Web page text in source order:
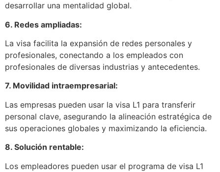
desarrollar una mentalidad global.
6. Redes ampliadas:
La visa facilita la expansión de redes personales y
profesionales, conectando a los empleados con
profesionales de diversas industrias y antecedentes.
7. Movilidad intraempresarial:
Las empresas pueden usar la visa L1 para transferir
personal clave, asegurando la alineación estratégica de
sus operaciones globales y maximizando la eficiencia.
8. Solución rentable:
Los empleadores pueden usar el programa de visa L1